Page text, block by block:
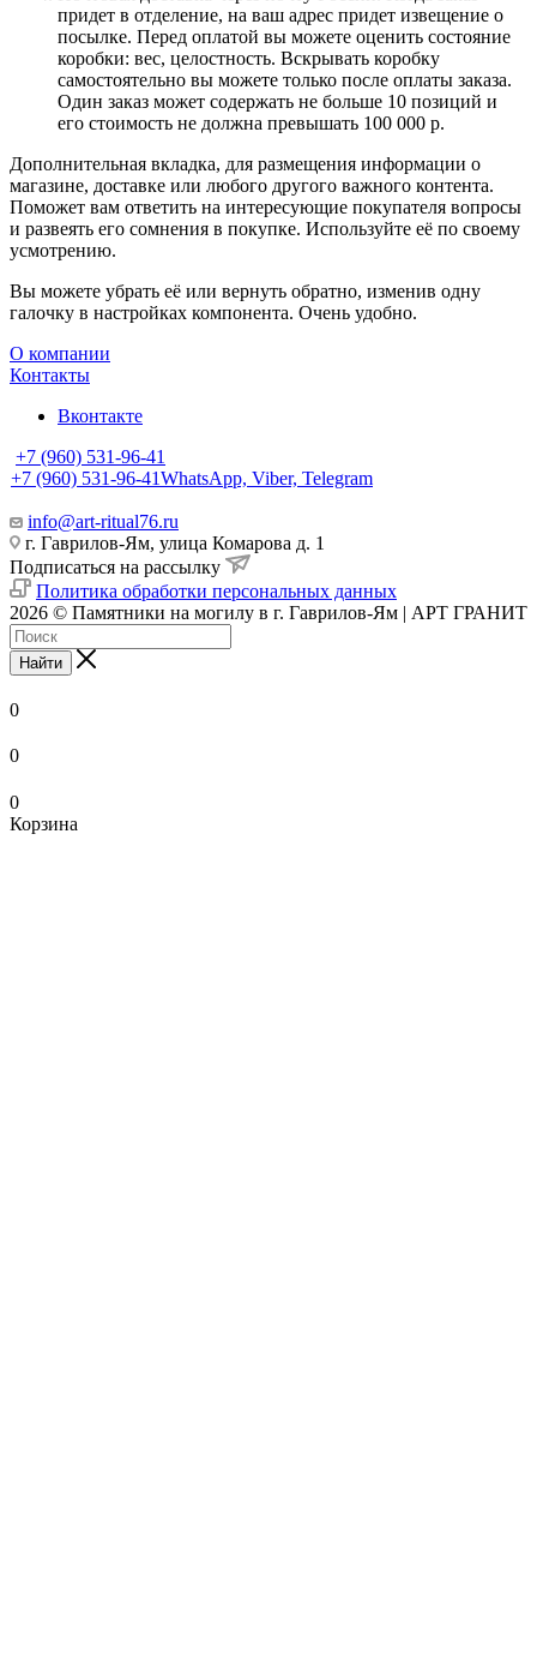
придет в отделение, на ваш адрес придет извещение о
посылке. Перед оплатой вы можете оценить состояние
коробки: вес, целостность. Вскрывать коробку
самостоятельно вы можете только после оплаты заказа.
Один заказ может содержать не больше 10 позиций и
его стоимость не должна превышать 100 000 р.
Дополнительная вкладка, для размещения информации о
магазине, доставке или любого другого важного контента.
Поможет вам ответить на интересующие покупателя вопросы
и развеять его сомнения в покупке. Используйте её по своему
усмотрению.
Вы можете убрать её или вернуть обратно, изменив одну
галочку в настройках компонента. Очень удобно.
О компании
Контакты
Вконтакте
+7 (960) 531-96-41
+7 (960) 531-96-41WhatsApp, Viber, Telegram
info@art-ritual76.ru
г. Гаврилов-Ям, улица Комарова д. 1
Подписаться на рассылку
Политика обработки персональных данных
2026 © Памятники на могилу в г. Гаврилов-Ям | АРТ ГРАНИТ
Найти
0
0
0
Корзина